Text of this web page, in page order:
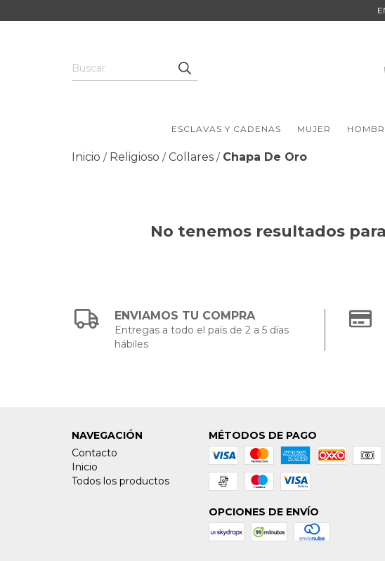
ESCLAVAS Y CADENAS MUJER
Inicio / Religioso / Collares / Chapa De Oro
No tenemos resultados
ENVIAMOS TU COMPRA
Entregas a todo el país de 2 a 5 días
hábiles
NAVEGACIÓN
Contacto
Inicio
Todos los productos
MÉTODOS DE PAGO
OPCIONES DE ENVÍO